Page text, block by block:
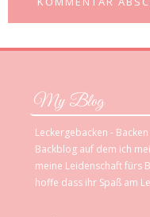
My Blog
Leckergebacken -
Backblog auf dem ich
meine Leidenschaft fürs
hoffe dass ihr Spaß am